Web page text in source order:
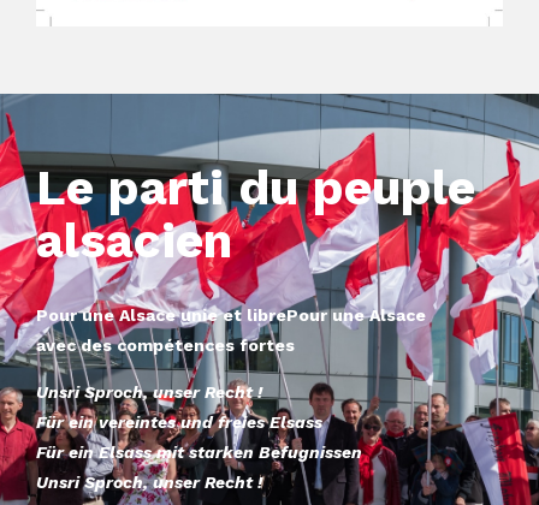
Le parti du peuple
alsacien
Pour une Alsace unie et librePour une Alsace
avec des compétences fortes
Unsri Sproch, unser Recht !
Für ein vereintes und freies Elsass
Für ein Elsass mit starken Befugnissen
Unsri Sproch, unser Recht !